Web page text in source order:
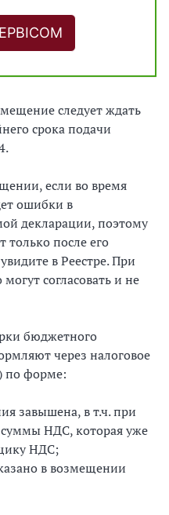
следует ждать
срока подачи
если во время
ошибки в
декларации, поэтому
только после его
в Реестре. При
согласовать и не
бюджетного
через налоговое
по форме:
завышена, в т.ч. при
НДС, которая уже
НДС;
в возмещении